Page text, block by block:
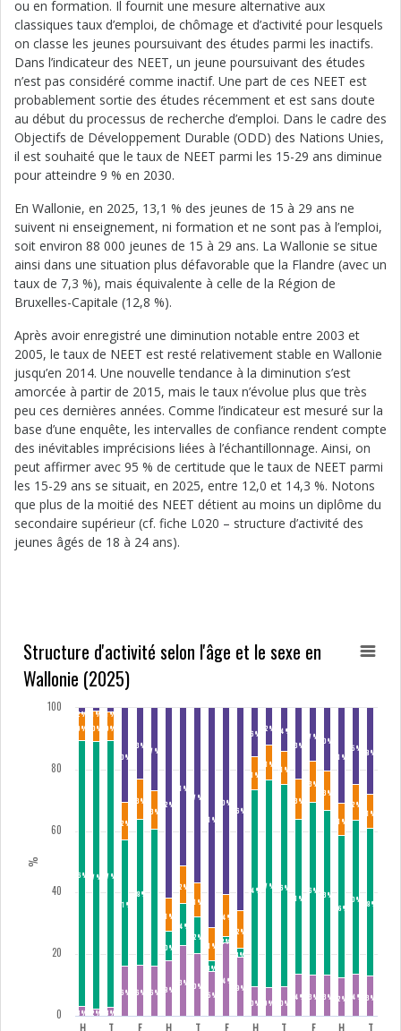
ou en formation. Il fournit une mesure alternative aux
classiques taux d’emploi, de chômage et d’activité pour lesquels
on classe les jeunes poursuivant des études parmi les inactifs.
Dans l’indicateur des NEET, un jeune poursuivant des études
n’est pas considéré comme inactif. Une part de ces NEET est
probablement sortie des études récemment et est sans doute
au début du processus de recherche d’emploi. Dans le cadre des
Objectifs de Développement Durable (ODD) des Nations Unies,
il est souhaité que le taux de NEET parmi les 15-29 ans diminue
pour atteindre 9 % en 2030.
En Wallonie, en 2025, 13,1 % des jeunes de 15 à 29 ans ne
suivent ni enseignement, ni formation et ne sont pas à l’emploi,
soit environ 88 000 jeunes de 15 à 29 ans. La Wallonie se situe
ainsi dans une situation plus défavorable que la Flandre (avec un
taux de 7,3 %), mais équivalente à celle de la Région de
Bruxelles-Capitale (12,8 %).
Après avoir enregistré une diminution notable entre 2003 et
2005, le taux de NEET est resté relativement stable en Wallonie
jusqu’en 2014. Une nouvelle tendance à la diminution s’est
amorcée à partir de 2015, mais le taux n’évolue plus que très
peu ces dernières années. Comme l’indicateur est mesuré sur la
base d’une enquête, les intervalles de confiance rendent compte
des inévitables imprécisions liées à l’échantillonnage. Ainsi, on
peut affirmer avec 95 % de certitude que le taux de NEET parmi
les 15-29 ans se situait, en 2025, entre 12,0 et 14,3 %. Notons
que plus de la moitié des NEET détient au moins un diplôme du
secondaire supérieur (cf. fiche L020 – structure d’activité des
jeunes âgés de 18 à 24 ans).
%
2 % 1 % 1 %
30 %
23 %
27 %
62 %
51 %
57 %
71 %
60 %
66 %
16 %
12 %
14 %
23 %
17 %
20 %
31 %
25 % 28 %
9 % 10 % 9 %
12 %
13 %
13 %
11 %
12 %
11 %
11 %
14 %
12 %
11 %
11 %
11 %
13 %
13 %
13 %
11 %
12 %
11 %
86 % 87 % 87 %
41 %
48 %
10 %
14 %
12 %
3 %
2 %
3 %
64 % 67 %
66 %
51 %
56 % 53 %
46 %
50 % 48 %
3 % 2 % 3 %
16 % 16 % 16 % 18 %
23 %
20 %
15 %
24 %
19 %
10 %
9 % 10 %
14 % 13 % 13 % 12 % 14 % 13 %
0
20
40
60
80
100
Structure d'activité selon l'âge et le sexe en
Wallonie (2025)